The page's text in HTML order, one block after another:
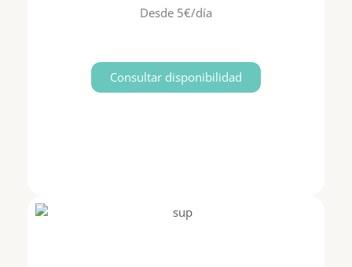
Desde 5€/día
Consultar disponibilidad